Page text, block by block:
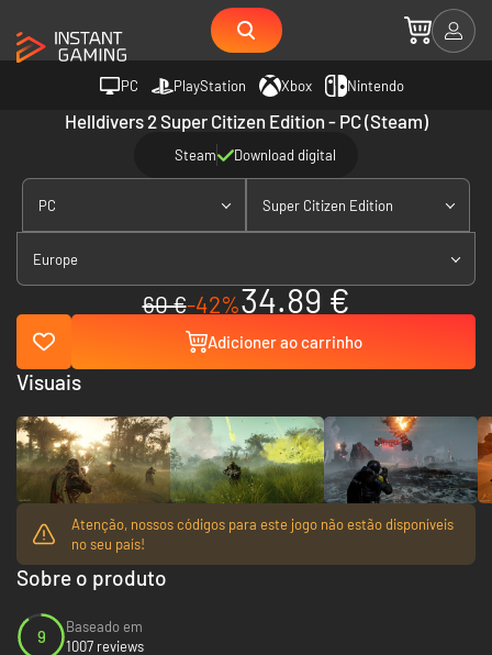
PC PlayStation Xbox Nintendo
Helldivers 2 Super Citizen Edition - PC (Steam)
Steam Download digital
PC Super Citizen Edition
Europe
60 €-42%34.89 €
Adicioner ao carrinho
Atenção, nossos códigos para este jogo não estão disponíveis
no seu país!
Sobre o produto
9
Baseado em
1007 reviews
Visuais